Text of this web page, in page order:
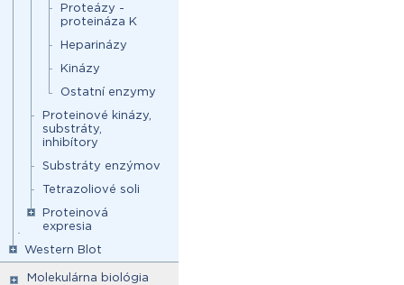
Proteázy -
proteináza K
Heparinázy
Kinázy
Ostatní enzymy
Proteinové kinázy,
substráty,
inhibítory
Substráty enzýmov
Tetrazoliové soli
Proteinová
expresia
Western Blot
Molekulárna biológia